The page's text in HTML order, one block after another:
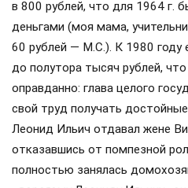
Брежнев правил страной 18
смерти в 1982 г. Тот период,
преемниками названный
люди называли иначе: «И сам
что в принципе было правдой.
громких коррупционных дел
людской осталось лишь
директора Елисеевского
которого после всех обысков